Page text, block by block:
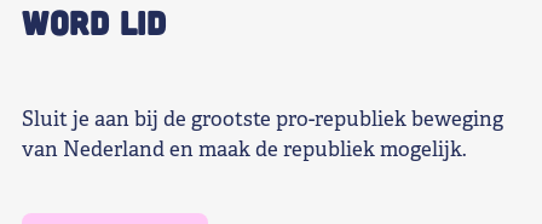
WORD LID
Sluit je aan bij de grootste pro-republiek beweging
van Nederland en maak de republiek mogelijk.